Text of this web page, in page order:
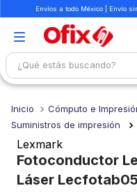
Envíos a todo México | Envío
¿Qué estás buscando?
Cómputo e
Suministros de impresión
Lexmark
Fotoconductor
Láser
1.
mochilas
libretas
3.
cuaderno
4.
cuadernos